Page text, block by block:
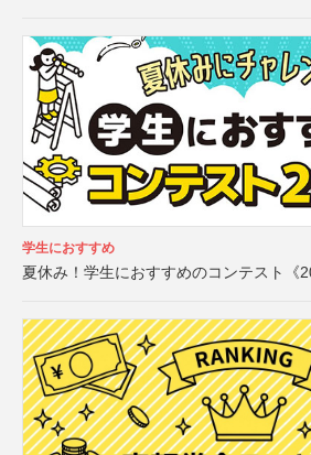
学生におすすめ
夏休み！学生におすすめのコンテスト《